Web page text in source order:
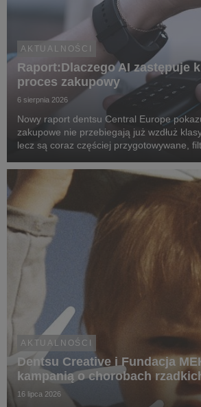
AKTUALNOŚCI
Raport:Dlaczego AI zastępuje
proces zakupowy
6 sierpnia 2026
Nowy raport dentsu Central Europe
zakupowe nie przebiegają już wzdłuż
lecz są coraz częściej przygotowywane,
inteligencji.
AKTUALNOŚCI
Dentsu Creative i Fundacja
kampanią o chorobach
16 lipca 2026